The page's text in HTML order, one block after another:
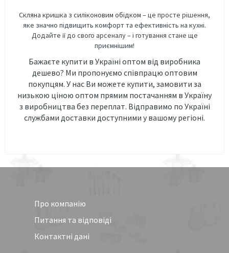
Скляна кришка з силіконовим обідком – це просте рішення,
яке значно підвищить комфорт та ефективність на кухні.
Додайте її до свого арсеналу – і готування стане ще
приємнішим!
Бажаєте купити в Україні оптом від виробника
дешево? Ми пропонуємо співпрацю оптовим
покупцям. У нас Ви можете купити, замовити за
низькою ціною оптом прямим постачанням в Україну
з виробництва без переплат. Відправимо по Україні
службами доставки доступними у вашому регіоні.
Про компанію
Питання та відповіді
Контактні дані